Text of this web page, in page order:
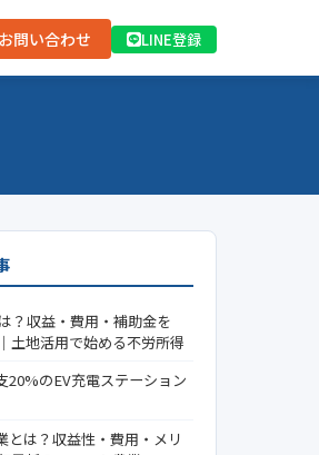
お問い合わせ LINE登録
？収益・費用・補助金を
土地活用で始める不労所得
20%のEV充電ステーション
とは？収益性・費用・メリ